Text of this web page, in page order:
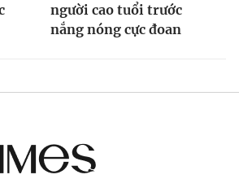
người cao tuổi trước
nắng nóng cực đoan